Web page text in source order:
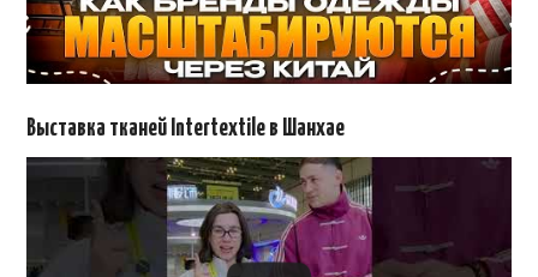
Выставка тканей Intertextile в Шанхае